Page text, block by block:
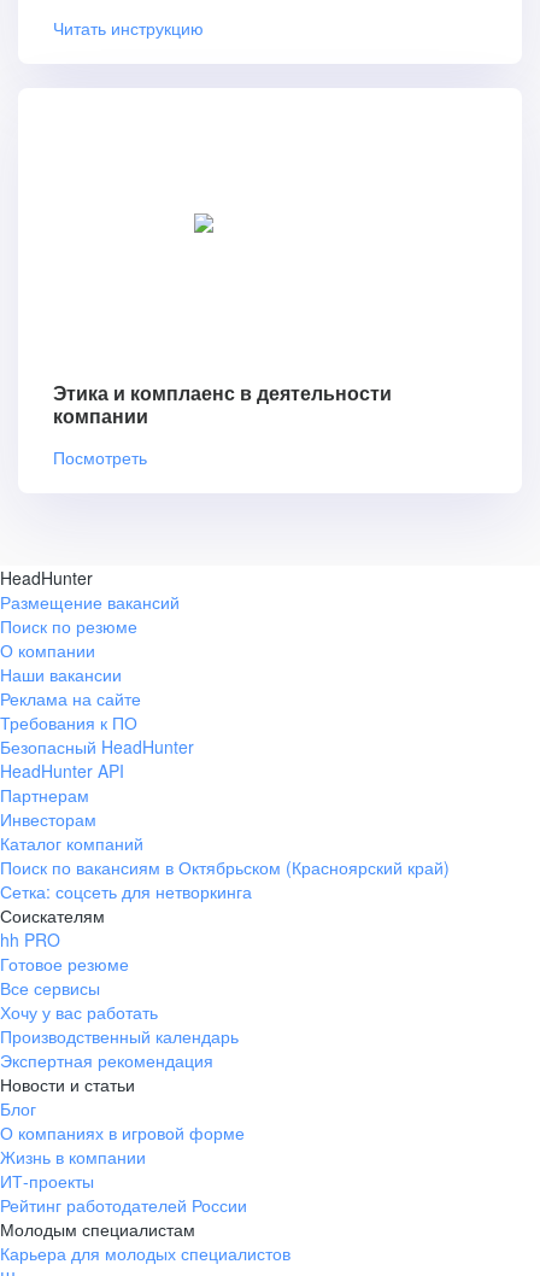
Читать инструкцию
Этика и комплаенс в деятельности
компании
Посмотреть
HeadHunter
Размещение вакансий
Поиск по резюме
О компании
Наши вакансии
Реклама на сайте
Требования к ПО
Безопасный HeadHunter
HeadHunter API
Партнерам
Инвесторам
Каталог компаний
Поиск по вакансиям в Октябрьском (Красноярский край)
Сетка: соцсеть для нетворкинга
Соискателям
hh PRO
Готовое резюме
Все сервисы
Хочу у вас работать
Производственный календарь
Экспертная рекомендация
Новости и статьи
Блог
О компаниях в игровой форме
Жизнь в компании
ИТ-проекты
Рейтинг работодателей России
Молодым специалистам
Карьера для молодых специалистов